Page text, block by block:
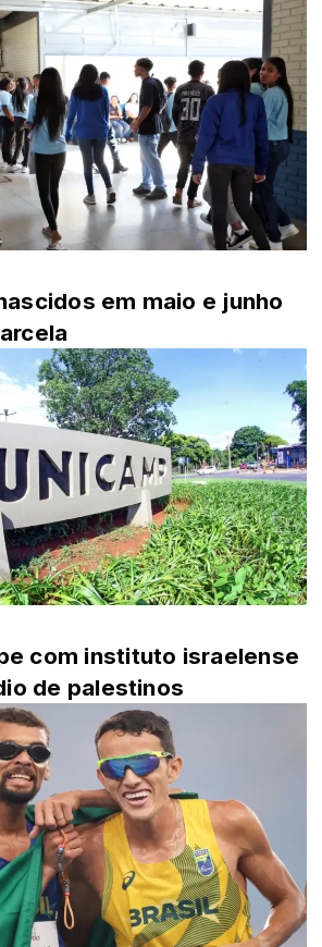
em maio e junho
com instituto israelense
de palestinos